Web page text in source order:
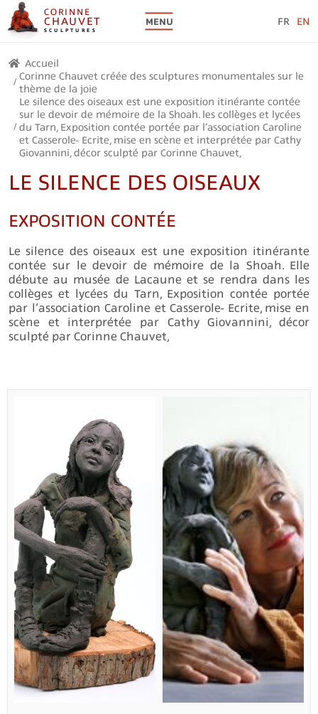
CORINNE
CHAUVET
SCULPTURES
MENU FR EN
Accueil
/ Corinne Chauvet créée des sculptures monumentales sur le
thème de la joie
/
Le silence des oiseaux est une exposition itinérante contée
sur le devoir de mémoire de la Shoah. les collèges et lycées
du Tarn, Exposition contée portée par l’association Caroline
et Casserole- Ecrite, mise en scène et interprétée par Cathy
Giovannini, décor sculpté par Corinne Chauvet,
LE SILENCE DES OISEAUX
EXPOSITION CONTÉE
Le silence des oiseaux est une exposition itinérante
contée sur le devoir de mémoire de la Shoah. Elle
débute au musée de Lacaune et se rendra dans les
collèges et lycées du Tarn, Exposition contée portée
par l’association Caroline et Casserole- Ecrite, mise en
scène et interprétée par Cathy Giovannini, décor
sculpté par Corinne Chauvet,